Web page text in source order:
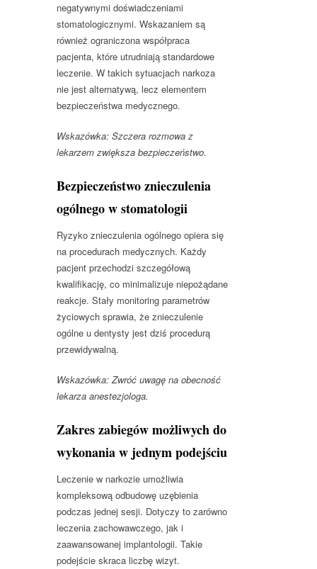
negatywnymi doświadczeniami
stomatologicznymi. Wskazaniem są
również ograniczona współpraca
pacjenta, które utrudniają standardowe
leczenie. W takich sytuacjach narkoza
nie jest alternatywą, lecz elementem
bezpieczeństwa medycznego.
Wskazówka: Szczera rozmowa z
lekarzem zwiększa bezpieczeństwo.
Bezpieczeństwo znieczulenia
ogólnego w stomatologii
Ryzyko znieczulenia ogólnego opiera się
na procedurach medycznych. Każdy
pacjent przechodzi szczegółową
kwalifikację, co minimalizuje niepożądane
reakcje. Stały monitoring parametrów
życiowych sprawia, że znieczulenie
ogólne u dentysty jest dziś procedurą
przewidywalną.
Wskazówka: Zwróć uwagę na obecność
lekarza anestezjologa.
Zakres zabiegów możliwych do
wykonania w jednym podejściu
Leczenie w narkozie umożliwia
kompleksową odbudowę uzębienia
podczas jednej sesji. Dotyczy to zarówno
leczenia zachowawczego, jak i
zaawansowanej implantologii. Takie
podejście skraca liczbę wizyt.